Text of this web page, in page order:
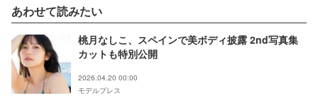
あわせて読みたい
桃月なしこ、スペインで美ボディ披露 2nd写真集
カットも特別公開
2026.04.20 00:00
モデルプレス